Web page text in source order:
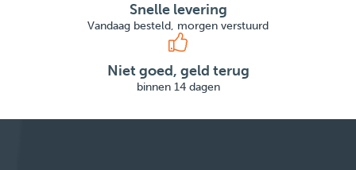
Snelle levering
Vandaag besteld, morgen verstuurd
Niet goed, geld terug
binnen 14 dagen